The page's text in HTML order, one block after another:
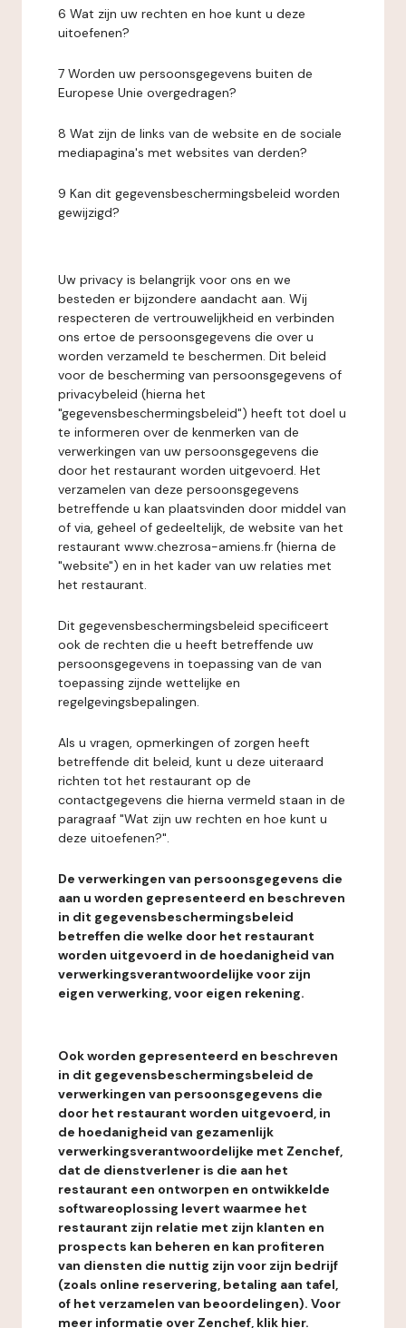
6 Wat zijn uw rechten en hoe kunt u deze
uitoefenen?
7 Worden uw persoonsgegevens buiten de
Europese Unie overgedragen?
8 Wat zijn de links van de website en de sociale
mediapagina's met websites van derden?
9 Kan dit gegevensbeschermingsbeleid worden
gewijzigd?
Uw privacy is belangrijk voor ons en we
besteden er bijzondere aandacht aan. Wij
respecteren de vertrouwelijkheid en verbinden
ons ertoe de persoonsgegevens die over u
worden verzameld te beschermen. Dit beleid
voor de bescherming van persoonsgegevens of
privacybeleid (hierna het
"gegevensbeschermingsbeleid") heeft tot doel u
te informeren over de kenmerken van de
verwerkingen van uw persoonsgegevens die
door het restaurant worden uitgevoerd. Het
verzamelen van deze persoonsgegevens
betreffende u kan plaatsvinden door middel van
of via, geheel of gedeeltelijk, de website van het
restaurant www.chezrosa-amiens.fr (hierna de
"website") en in het kader van uw relaties met
het restaurant.
Dit gegevensbeschermingsbeleid specificeert
ook de rechten die u heeft betreffende uw
persoonsgegevens in toepassing van de van
toepassing zijnde wettelijke en
regelgevingsbepalingen.
Als u vragen, opmerkingen of zorgen heeft
betreffende dit beleid, kunt u deze uiteraard
richten tot het restaurant op de
contactgegevens die hierna vermeld staan in de
paragraaf "Wat zijn uw rechten en hoe kunt u
deze uitoefenen?".
De verwerkingen van persoonsgegevens die
aan u worden gepresenteerd en beschreven
in dit gegevensbeschermingsbeleid
betreffen die welke door het restaurant
worden uitgevoerd in de hoedanigheid van
verwerkingsverantwoordelijke voor zijn
eigen verwerking, voor eigen rekening.
Ook worden gepresenteerd en beschreven
in dit gegevensbeschermingsbeleid de
verwerkingen van persoonsgegevens die
door het restaurant worden uitgevoerd, in
de hoedanigheid van gezamenlijk
verwerkingsverantwoordelijke met Zenchef,
dat de dienstverlener is die aan het
restaurant een ontworpen en ontwikkelde
softwareoplossing levert waarmee het
restaurant zijn relatie met zijn klanten en
prospects kan beheren en kan profiteren
van diensten die nuttig zijn voor zijn bedrijf
(zoals online reservering, betaling aan tafel,
of het verzamelen van beoordelingen). Voor
meer informatie over Zenchef, klik hier.